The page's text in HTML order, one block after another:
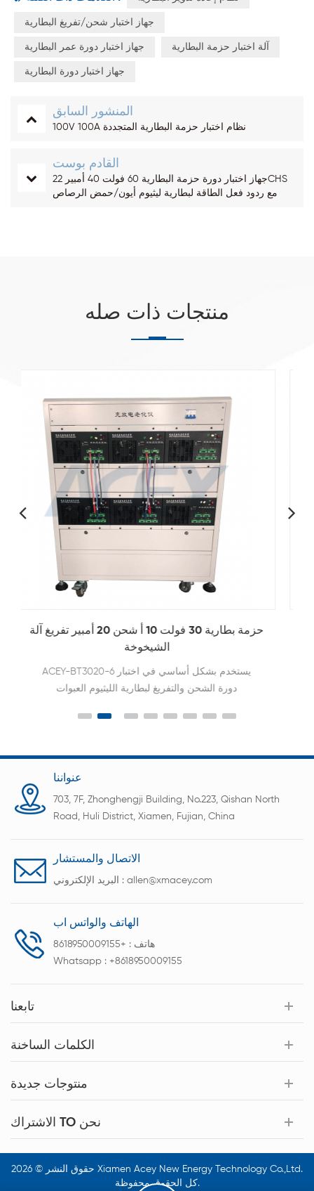
جهاز اختبار شحن/تفريغ البطارية
جهاز اختبار دورة عمر البطارية آلة اختبار حزمة البطارية
جهاز اختبار دورة البطارية
المنشور السابق
100V 100A نظام اختبار حزمة البطارية المتجددة
القادم بوست
جهاز اختبار دورة حزمة البطارية 60 فولت 40 أمبير 22CHS
مع ردود فعل الطاقة لبطارية ليثيوم أيون/حمض الرصاص
منتجات ذات صله
حزمة بطارية الليثيوم شحن دورة التفريغ اختبار آلة
الشيخوخة مجلس الوزراء
تستخدم بشكل أساسي في دورة شحن وتفريغ بطارية
الليثيوم اختبار.
عنواننا
703, 7F, Zhonghengji Building, No.223, Qishan North
Road, Huli District, Xiamen, Fujian, China
الاتصال والمستشار
البريد الإلكتروني : allen@xmacey.com
الهاتف والواتس اب
هاتف : +8618950009155
Whatsapp : +8618950009155
تابعنا
الكلمات الساخنة
منتوجات جديدة
الاشتراك TO نحن
حقوق النشر © 2026 Xiamen Acey New Energy Technology Co.,Ltd.
كل الحقوق محفوظة.